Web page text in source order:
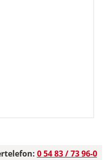
0 54 83 / 73 96-0